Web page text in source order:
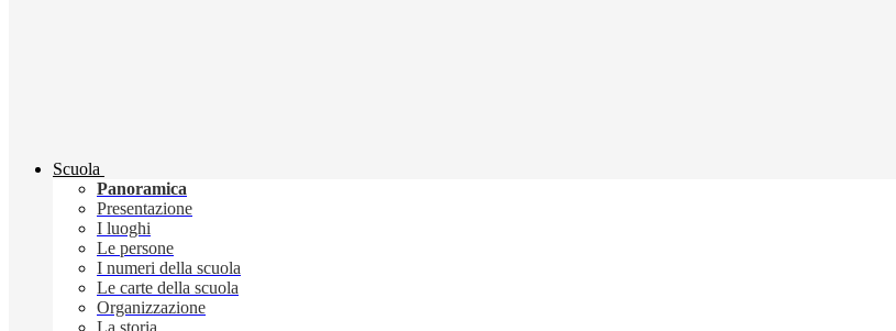
Scuola
Panoramica
Presentazione
I luoghi
Le persone
I numeri della scuola
Le carte della scuola
Organizzazione